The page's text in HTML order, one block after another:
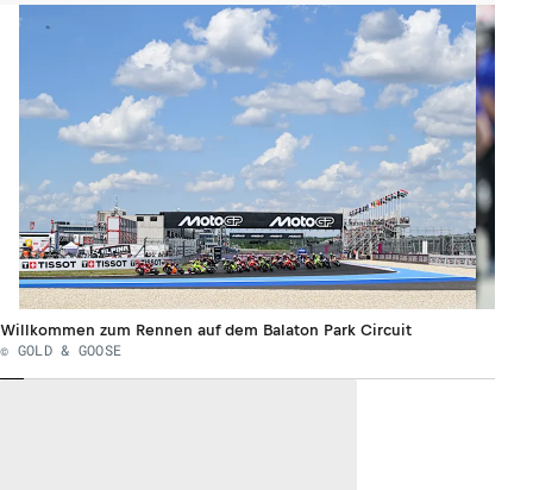
Willkommen zum Rennen auf dem Balaton Park Circuit
© GOLD & GOOSE